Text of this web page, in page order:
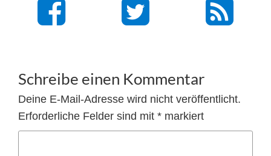
Schreibe einen Kommentar
Deine E-Mail-Adresse wird nicht veröffentlicht.
Erforderliche Felder sind mit * markiert